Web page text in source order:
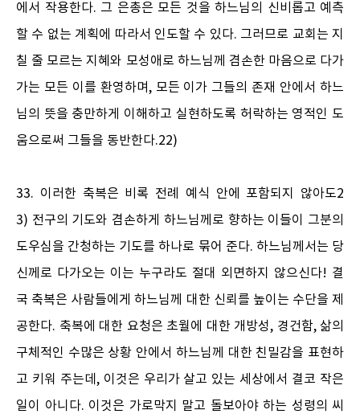
에서 작용한다. 그 은총은 모든 것을 하느님의 신비롭고 예측
할 수 없는 계획에 따라서 인도할 수 있다. 그러므로 교회는 지
칠 줄 모르는 지혜와 모성애로 하느님께 겸손한 마음으로 다가
가는 모든 이를 환영하며, 모든 이가 그들의 존재 안에서 하느
님의 뜻을 충만하게 이해하고 실현하도록 허락하는 영적인 도
움으로써 그들을 동반한다.22)
33. 이러한 축복은 비록 전례 예식 안에 포함되지 않아도2
3) 전구의 기도와 겸손하게 하느님께로 향하는 이들이 그분의
도우심을 간청하는 기도를 하나로 묶어 준다. 하느님께서는 당
신께로 다가오는 이는 누구라도 절대 외면하지 않으신다! 결
국 축복은 사람들에게 하느님께 대한 신뢰를 높이는 수단을 제
공한다. 축복에 대한 요청은 초월에 대한 개방성, 경건함, 삶의
구체적인 수많은 상황 안에서 하느님께 대한 친밀감을 표현하
고 키워 주는데, 이것은 우리가 살고 있는 세상에서 결코 작은
일이 아니다. 이것은 가로막지 말고 돌보아야 하는 성령의 씨